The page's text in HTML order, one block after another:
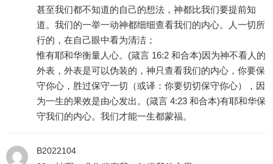
甚至我们都不知道的自己的想法，神都比我们要提前知
道。我们的一举一动神都细细查看我们的内心。人一切所
行的，在自己眼中看为清洁；
惟有耶和华衡量人心。(箴言 16:2 和合本)因为神不看人的
外表，外表是可以伪装的，神只查看我们的内心，你要保
守你心，胜过保守一切（或译：你要切切保守你心），因
为一生的果效是由心发出。(箴言 4:23 和合本)有耶和华保
守我们的内心。我们才能一生都蒙福。
B2022104